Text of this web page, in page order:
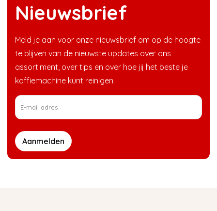
Nieuwsbrief
Meld je aan voor onze nieuwsbrief om op de hoogte
te blijven van de nieuwste updates over ons
assortiment, over tips en over hoe jij het beste je
koffiemachine kunt reinigen.
Aanmelden